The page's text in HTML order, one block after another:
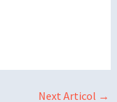
Next Articol →